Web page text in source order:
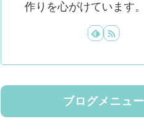
作りを心がけています。
ブログメニュー